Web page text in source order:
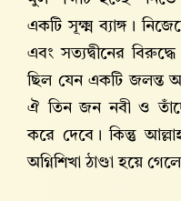
একটি সূক্ষ্ম ব্যাঙ্গ।
এবং সত্যদ্বীনের
ছিল যেন একটি জলন্ত
ঐ তিন জন নবী ও
করে দেবে। কিন্তু
অগ্নিশিখা ঠাণ্ডা হয়ে